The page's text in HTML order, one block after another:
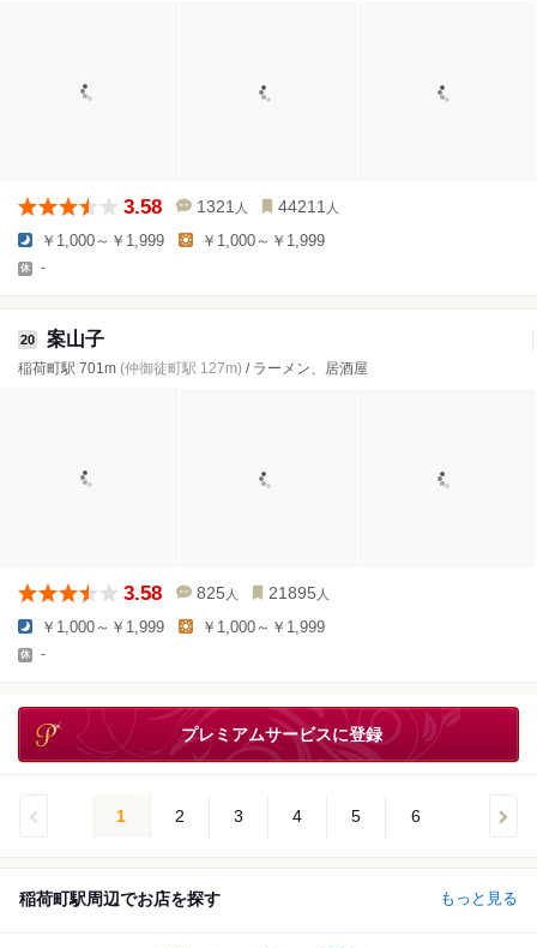
3.58 1321 人 44211 人
￥1,000～￥1,999 ￥1,000～￥1,999
-
20 案山子
稲荷町駅 701m (仲御徒町駅 127m) / ラーメン、居酒屋
3.58 825 人 21895 人
￥1,000～￥1,999 ￥1,000～￥1,999
-
プレミアムサービスに登録
1 2 3 4 5 6
稲荷町駅周辺でお店を探す もっと見る